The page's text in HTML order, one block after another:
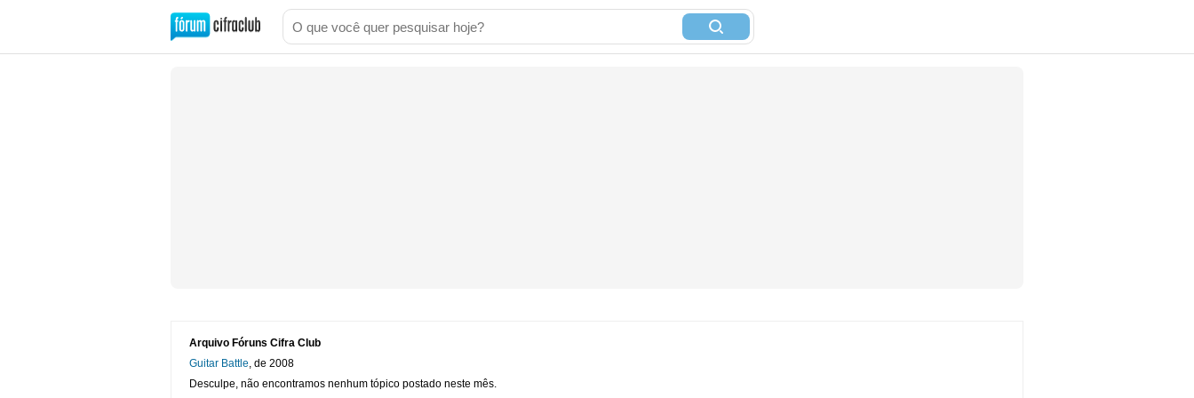
Arquivo Fóruns Cifra Club
Guitar Battle, de 2008
Desculpe, não encontramos nenhum tópico postado neste mês.